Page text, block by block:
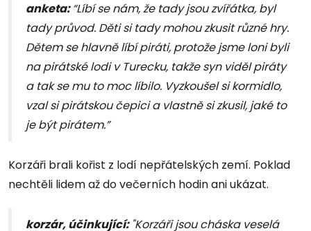
anketa:“Líbí se nám, že tady jsou zvířátka, byl
tady průvod. Děti si tady mohou zkusit různé hry.
Dětem se hlavně líbí piráti, protože jsme loni byli
na pirátské lodi v Turecku, takže syn viděl piráty
a tak se mu to moc líbilo. Vyzkoušel si kormidlo,
vzal si pirátskou čepici a vlastně si zkusil, jaké to
je být pirátem.”
Korzáři brali kořist z lodí nepřátelských zemí. Poklad
nechtěli lidem až do večerních hodin ani ukázat.
korzár, účinkující: "Korzáři jsou cháska veselá